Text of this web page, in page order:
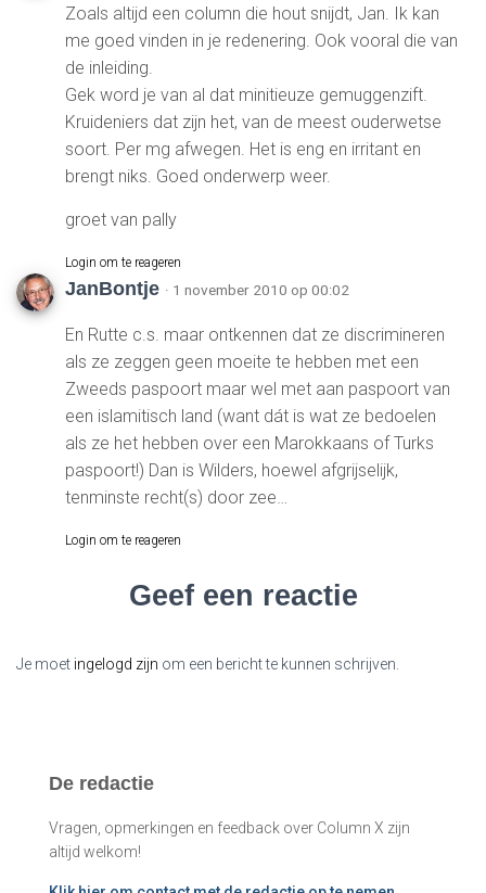
Zoals altijd een column die hout snijdt, Jan. Ik kan
me goed vinden in je redenering. Ook vooral die van
de inleiding.
Gek word je van al dat minitieuze gemuggenzift.
Kruideniers dat zijn het, van de meest ouderwetse
soort. Per mg afwegen. Het is eng en irritant en
brengt niks. Goed onderwerp weer.
groet van pally
Login om te reageren
JanBontje · 1 november 2010 op 00:02
En Rutte c.s. maar ontkennen dat ze discrimineren
als ze zeggen geen moeite te hebben met een
Zweeds paspoort maar wel met aan paspoort van
een islamitisch land (want dát is wat ze bedoelen
als ze het hebben over een Marokkaans of Turks
paspoort!) Dan is Wilders, hoewel afgrijselijk,
tenminste recht(s) door zee…
Login om te reageren
Geef een reactie
Je moet ingelogd zijn om een bericht te kunnen schrijven.
De redactie
Vragen, opmerkingen en feedback over Column X zijn
altijd welkom!